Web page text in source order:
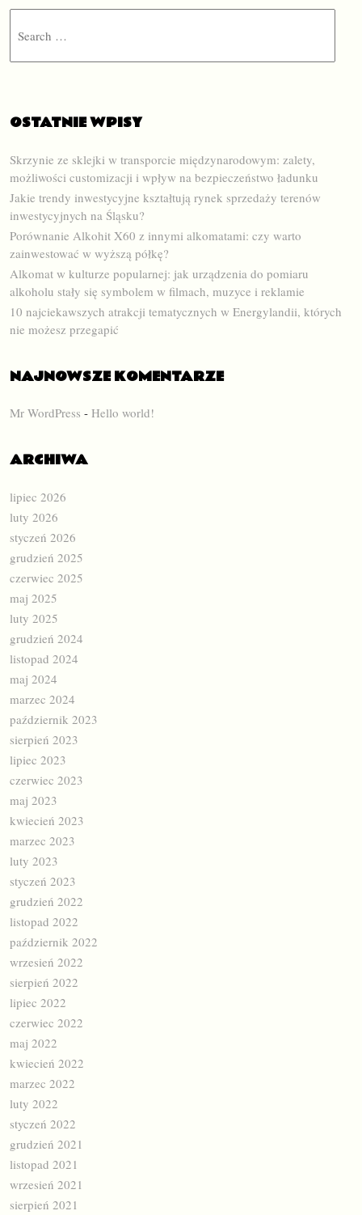
OSTATNIE WPISY
Skrzynie ze sklejki w transporcie międzynarodowym: zalety,
możliwości customizacji i wpływ na bezpieczeństwo ładunku
Jakie trendy inwestycyjne kształtują rynek sprzedaży terenów
inwestycyjnych na Śląsku?
Porównanie Alkohit X60 z innymi alkomatami: czy warto
zainwestować w wyższą półkę?
Alkomat w kulturze popularnej: jak urządzenia do pomiaru
alkoholu stały się symbolem w filmach, muzyce i reklamie
10 najciekawszych atrakcji tematycznych w Energylandii, których
nie możesz przegapić
NAJNOWSZE KOMENTARZE
Mr WordPress - Hello world!
ARCHIWA
lipiec 2026
luty 2026
styczeń 2026
grudzień 2025
czerwiec 2025
maj 2025
luty 2025
grudzień 2024
listopad 2024
maj 2024
marzec 2024
październik 2023
sierpień 2023
lipiec 2023
czerwiec 2023
maj 2023
kwiecień 2023
marzec 2023
luty 2023
styczeń 2023
grudzień 2022
listopad 2022
październik 2022
wrzesień 2022
sierpień 2022
lipiec 2022
czerwiec 2022
maj 2022
kwiecień 2022
marzec 2022
luty 2022
styczeń 2022
grudzień 2021
listopad 2021
wrzesień 2021
sierpień 2021